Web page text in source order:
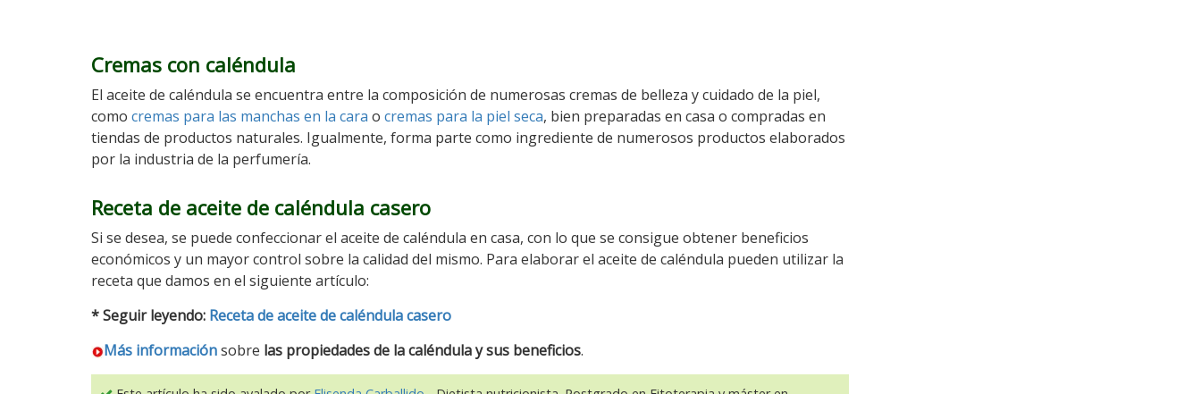
Cremas con caléndula
El aceite de caléndula se encuentra entre la composición de numerosas cremas de belleza y cuidado de la piel,
como cremas para las manchas en la cara o cremas para la piel seca, bien preparadas en casa o compradas en
tiendas de productos naturales. Igualmente, forma parte como ingrediente de numerosos productos elaborados
por la industria de la perfumería.
Receta de aceite de caléndula casero
Si se desea, se puede confeccionar el aceite de caléndula en casa, con lo que se consigue obtener beneficios
económicos y un mayor control sobre la calidad del mismo. Para elaborar el aceite de caléndula pueden utilizar la
receta que damos en el siguiente artículo:
* Seguir leyendo: Receta de aceite de caléndula casero
Más informaciónsobre las propiedades de la caléndula y sus beneficios.